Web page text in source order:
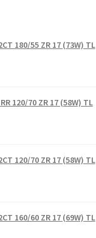
180/55 ZR 17 (73W) TL
120/70 ZR 17 (58W) TL
120/70 ZR 17 (58W) TL
160/60 ZR 17 (69W) TL